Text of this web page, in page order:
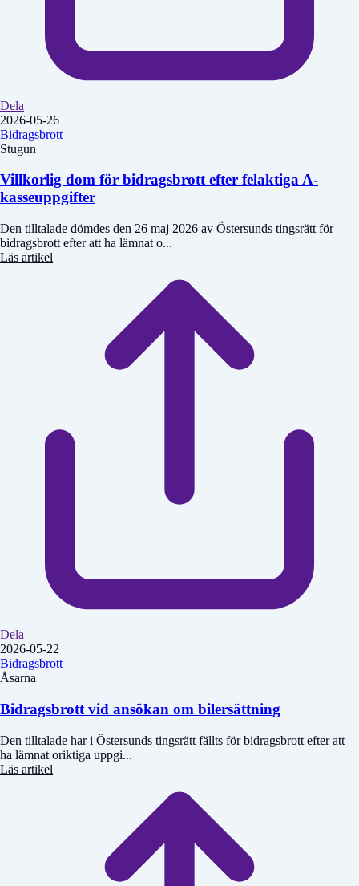
Dela
2026-05-26
Bidragsbrott
Stugun
Villkorlig dom för bidragsbrott efter felaktiga A-
kasseuppgifter
Den tilltalade dömdes den 26 maj 2026 av Östersunds tingsrätt för
bidragsbrott efter att ha lämnat o...
Läs artikel
Dela
2026-05-22
Bidragsbrott
Åsarna
Bidragsbrott vid ansökan om bilersättning
Den tilltalade har i Östersunds tingsrätt fällts för bidragsbrott efter att
ha lämnat oriktiga uppgi...
Läs artikel